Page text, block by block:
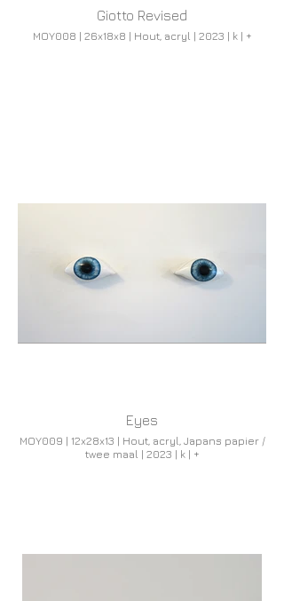
Giotto Revised
MOY008 | 26x18x8 | Hout, acryl | 2023 | k | +
Eyes
MOY009 | 12x28x13 | Hout, acryl, Japans papier /
twee maal | 2023 | k | +